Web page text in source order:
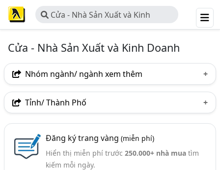
Cửa - Nhà Sản Xuất và Kinh
Doanh
Cửa - Nhà Sản Xuất và Kinh Doanh
Nhóm ngành/ ngành xem thêm
Ngành nghề
Nhóm ngành nghề
Cửa Nhôm, Cửa Nhôm Kính (726)
Tỉnh/ Thành Phố
Bình Dương
Lâm Đồng
Tp. Đà Nẵng
TP. Hải Phòng
Đồng Tháp
Đăng ký trang vàng (miễn phí)
Hiển thị miễn phí trước 250.000+ nhà muatìm
kiếm mỗi ngày.